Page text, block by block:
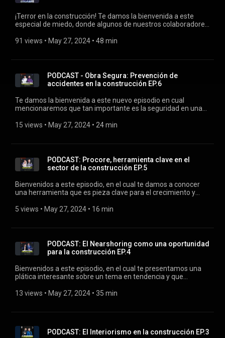
¡Terror en la construcción! Te damos la bienvenida a este
especial de miedo, donde algunos de nuestros colaboradores
terror más espantosas dentro y fuera de la construcción.
91 views • May 27, 2024 • 48 min
PODCAST - Obra Segura: Prevención de
accidentes en la construcción EP.6
Te damos la bienvenida a este nuevo episodio en cual
mencionaremos que tan importante es la seguridad en una
aportando su conocimiento, contamos con la presencia de un
15 views • May 27, 2024 • 24 min
PODCAST: Procore, herramienta clave en el
sector de la construcción EP.5
Bienvenidos a este episodio, en el cual te damos a conocer
una herramienta que es pieza clave para el crecimiento y
demás contamos con la presencia de una invitada especial
Ejecutiva comercial de Procore LATAM.
5 views • May 27, 2024 • 16 min
PODCAST: El Nearshoring como una oportunidad
para la construcción EP.4
Bienvenidos a este episodio, en el cual te presentamos una
plática interesante sobre un tema en tendencia y que
referimos al “nearshoring” a demás contamos con la
crecimiento y desarrollo de México.
13 views • May 27, 2024 • 35 min
PODCAST: El Interiorismo en la construcción EP.3